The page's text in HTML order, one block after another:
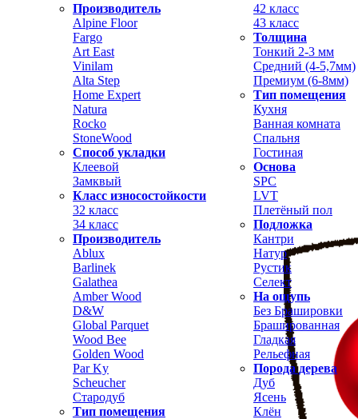
Производитель
Alpine Floor
Fargo
Art East
Vinilam
Alta Step
Home Expert
Natura
Rocko
StoneWood
Способ укладки
Клеевой
Замквый
Класс износостойкости
32 класс
34 класс
42 класс
43 класс
Толщина
Тонкий 2-3 мм
Средний (4-5,7мм)
Премиум (6-8мм)
Тип помещения
Кухня
Ванная комната
Спальня
Гостиная
Основа
SPC
LVT
Плетёный пол
Подложка
Производитель
Ablux
Barlinek
Galathea
Amber Wood
D&W
Global Parquet
Wood Bee
Golden Wood
Par Ky
Scheucher
Стародуб
Тип помещения
Кантри
Натур
Рустик
Селект
На ощупь
Без Брашировки
Брашированная
Гладкая
Рельефная
Порода дерева
Дуб
Ясень
Клён